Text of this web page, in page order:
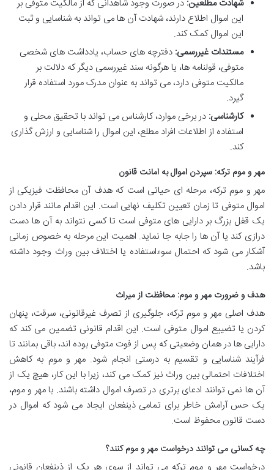
شهادت مطلعین: در صورت وجود شاهدانی که از مالکیت متوفی بر
این اموال اطلاع دارند، شهادت آن ها می تواند به شناسایی و ثبت
این اموال کمک کند.
مستندات غیررسمی: دفترچه های حساب، یادداشت های شخصی
متوفی، قولنامه ها، یا هرگونه سند غیررسمی دیگر که دلالت بر
مالکیت متوفی دارد، می تواند به عنوان مدرک مورد استفاده قرار
گیرد.
کارشناسی: در برخی موارد، کارشناس می تواند با تحقیق محلی و
استفاده از اطلاعات افراد مطلع، این اموال را شناسایی و ارزش گذاری
کند.
مهر و موم ترکه: سپردن اموال به امانت قانون
مهر و موم ترکه، مرحله ای حیاتی است که هدف آن محافظت فیزیکی از
اموال متوفی تا زمان تعیین تکلیف نهایی است. این اقدام مانند قرار دادن
یک قفل بزرگ بر دارایی های متوفی است تا کسی نتواند به آن ها دست
درازی کند یا آن ها را جابه جا نماید. اهمیت این مرحله به خصوص زمانی
آشکار می شود که احتمال سوءاستفاده یا اختلاف بین وراث وجود داشته
باشد.
هدف و ضرورت مهر و موم: محافظت از میراث
هدف اصلی مهر و موم ترکه، جلوگیری از تصرف غیرقانونی، سرقت، پنهان
کردن یا تضییع اموال متوفی است. این اقدام قانونی تضمین می کند که
دارایی ها در همان وضعیتی که پس از فوت متوفی بوده اند، باقی بمانند تا
فرآیند شناسایی و تقسیم به درستی انجام شود. مهر و موم به کاهش
اختلافات احتمالی بین وراث نیز کمک می کند، زیرا با این کار، هیچ یک از
آن ها نمی توانند ادعای برتری در تصرف اموال داشته باشند. با مهر و موم،
یک حس آرامش خاطر برای تمامی ذینفعان ایجاد می شود که اموال در
دست قانون محفوظ است.
چه کسانی می توانند درخواست مهر و موم کنند؟